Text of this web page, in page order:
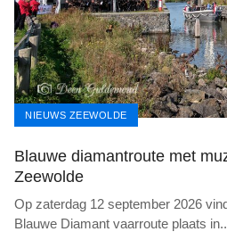
NIEUWS ZEEWOLDE
Blauwe diamantroute met
Zeewolde
Op zaterdag 12 september 2026
Blauwe Diamant vaarroute plaats in